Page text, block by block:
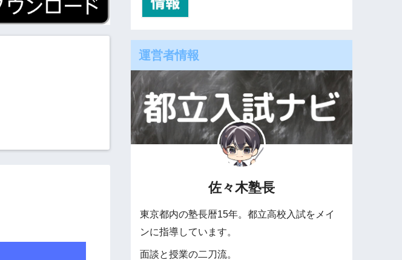
運営者情報
佐々木塾長
東京都内の塾長暦15年。都立高校入試をメイ
ンに指導しています。
面談と授業の二刀流。